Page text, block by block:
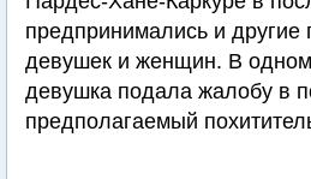
предпринимались и
девушек и женщин. В одном
девушка подала жалобу в
предполагаемый